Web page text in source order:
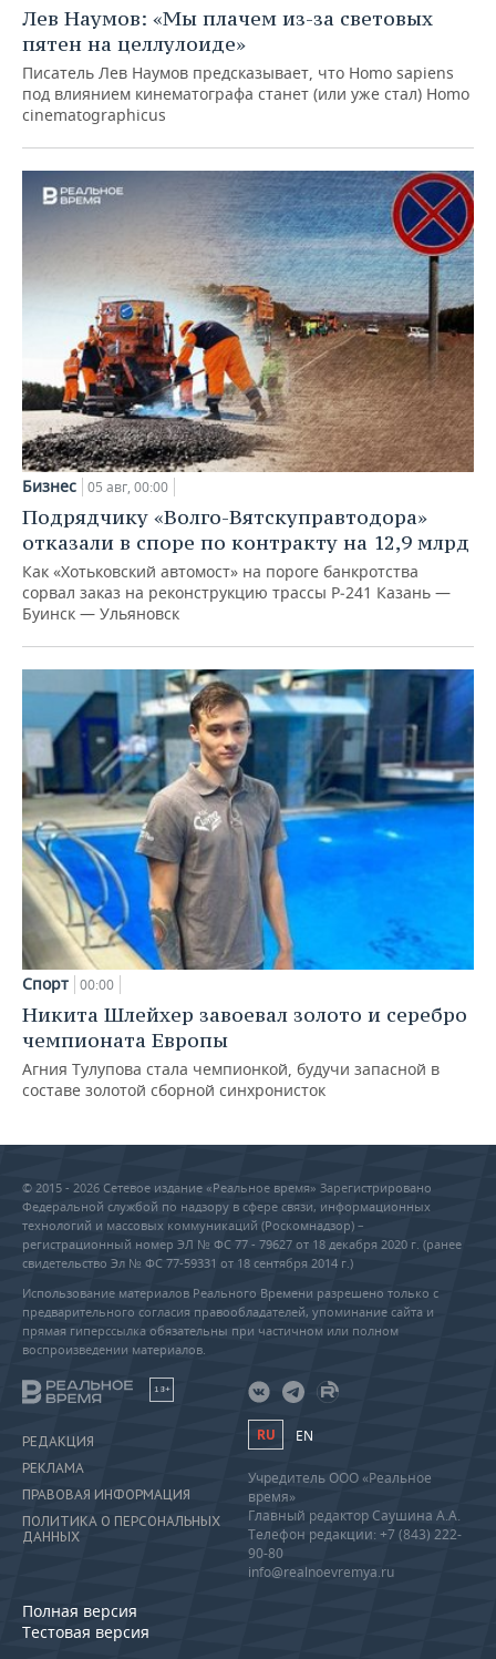
Лев Наумов: «Мы плачем из-за световых
пятен на целлулоиде»
Писатель Лев Наумов предсказывает, что Homo sapiens
под влиянием кинематографа станет (или уже стал) Homo
cinematographicus
Бизнес 05 авг, 00:00
Подрядчику «Волго-Вятскуправтодора»
отказали в споре по контракту на 12,9 млрд
Как «Хотьковский автомост» на пороге банкротства
сорвал заказ на реконструкцию трассы Р‑241 Казань —
Буинск — Ульяновск
Спорт 00:00
Никита Шлейхер завоевал золото и серебро
чемпионата Европы
Агния Тулупова стала чемпионкой, будучи запасной в
составе золотой сборной синхронисток
© 2015 - 2026 Сетевое издание «Реальное время» Зарегистрировано
Федеральной службой по надзору в сфере связи, информационных
технологий и массовых коммуникаций (Роскомнадзор) –
регистрационный номер ЭЛ № ФС 77 - 79627 от 18 декабря 2020 г. (ранее
свидетельство Эл № ФС 77-59331 от 18 сентября 2014 г.)
Использование материалов Реального Времени разрешено только с
предварительного согласия правообладателей, упоминание сайта и
прямая гиперссылка обязательны при частичном или полном
воспроизведении материалов.
18+
РЕДАКЦИЯ
РЕКЛАМА
ПРАВОВАЯ ИНФОРМАЦИЯ
ПОЛИТИКА О ПЕРСОНАЛЬНЫХ
ДАННЫХ
Полная версия
Тестовая версия
RU EN
Учредитель ООО «Реальное
время»
Главный редактор Саушина А.А.
Телефон редакции: +7 (843) 222-
90-80
info@realnoevremya.ru